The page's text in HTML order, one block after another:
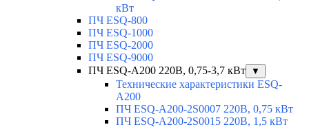
кВт
ПЧ ESQ-800
ПЧ ESQ-1000
ПЧ ESQ-2000
ПЧ ESQ-9000
ПЧ ESQ-A200 220В, 0,75-3,7 кВт
▼
Технические характеристики ESQ-
A200
ПЧ ESQ-A200-2S0007 220В, 0,75 кВт
ПЧ ESQ-A200-2S0015 220В, 1,5 кВт